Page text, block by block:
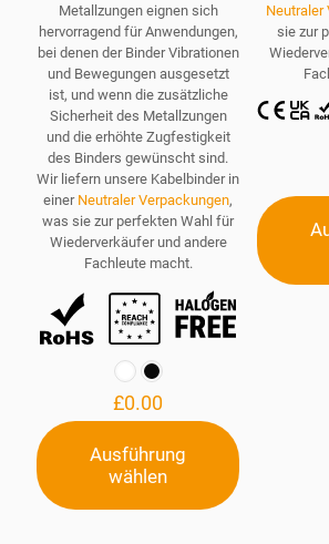
Metallzungen eignen sich
hervorragend für Anwendungen,
bei denen der Binder Vibrationen
und Bewegungen ausgesetzt
ist, und wenn die zusätzliche
Sicherheit des Metallzungen
und die erhöhte Zugfestigkeit
des Binders gewünscht sind.
Wir liefern unsere Kabelbinder in
einer Neutraler Verpackungen,
was sie zur perfekten Wahl für
Wiederverkäufer und andere
Fachleute macht.
£0.00
Ausführung
wählen
Dieses
Produkt
Neutraler
sie zur
Dieses
Produkt